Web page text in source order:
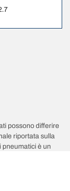
possono differire
riportata sulla
pneumatici è un